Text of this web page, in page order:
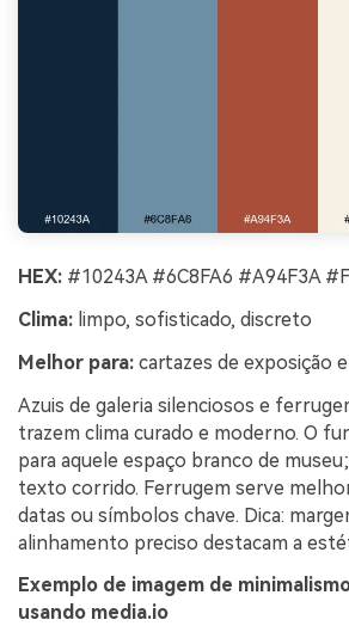
HEX: #10243A #6C8FA6 #A94F3A
Clima: limpo, sofisticado, discreto
Melhor para: cartazes de exposição
Azuis de galeria silenciosos e
trazem clima curado e moderno. O
para aquele espaço branco de
texto corrido. Ferrugem serve
datas ou símbolos chave. Dica:
alinhamento preciso destacam a
Exemplo de imagem de
usando media.io